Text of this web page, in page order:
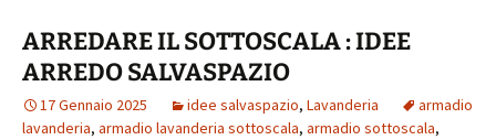
ARREDARE IL SOTTOSCALA : IDEE
ARREDO SALVASPAZIO
17 Gennaio 2025 idee salvaspazio, Lavanderia
armadio
lavanderia, armadio lavanderia sottoscala, armadio sottoscala,